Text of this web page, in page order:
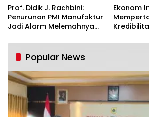
Prof. Didik J. Rachbini:
Penurunan PMI Manufaktur
Jadi Alarm Melemahnya
Ekonom
Tumbuh
Popular News